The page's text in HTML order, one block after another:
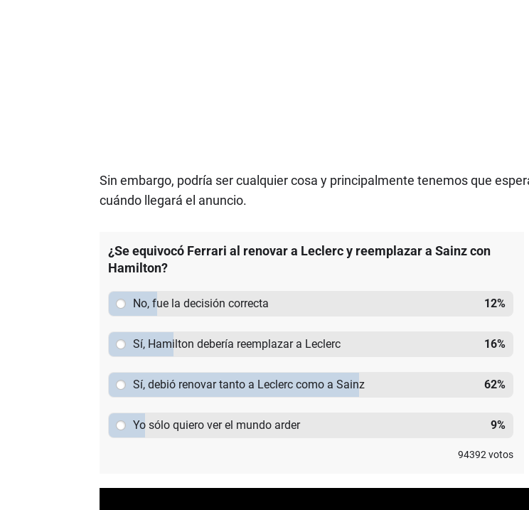
Sin embargo, podría ser cualquier cosa y principalmente tenemos que
cuándo llegará el anuncio.
¿Se equivocó Ferrari al renovar a Leclerc y reemplazar a Sainz con
Hamilton?
No, fue la decisión correcta 12%
Sí, Hamilton debería reemplazar a Leclerc 16%
Sí, debió renovar tanto a Leclerc como a Sainz 62%
Yo sólo quiero ver el mundo arder 9%
94392votos